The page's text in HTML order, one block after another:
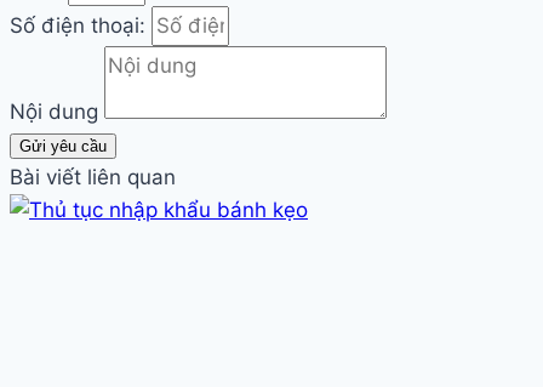
Số điện thoại:
Nội dung
Gửi yêu cầu
Bài viết liên quan